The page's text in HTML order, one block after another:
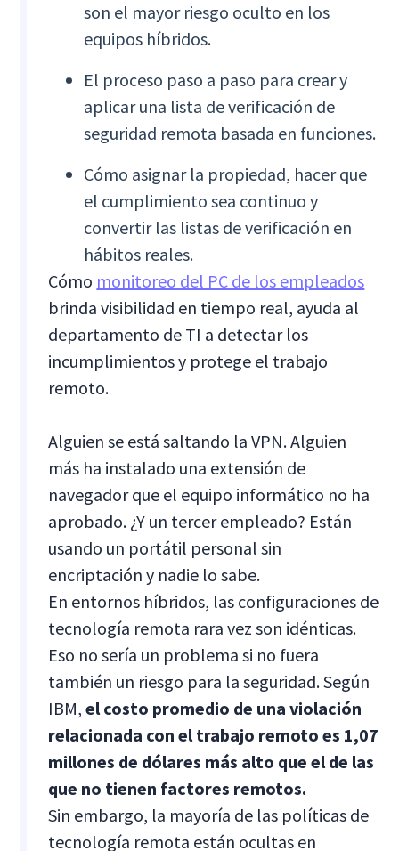
son el mayor riesgo oculto en los
equipos híbridos.
El proceso paso a paso para crear y
aplicar una lista de verificación de
seguridad remota basada en funciones.
Cómo asignar la propiedad, hacer que
el cumplimiento sea continuo y
convertir las listas de verificación en
hábitos reales.
Cómo monitoreo del PC de los empleados
brinda visibilidad en tiempo real, ayuda al
departamento de TI a detectar los
incumplimientos y protege el trabajo
remoto.
Alguien se está saltando la VPN. Alguien
más ha instalado una extensión de
navegador que el equipo informático no ha
aprobado. ¿Y un tercer empleado? Están
usando un portátil personal sin
encriptación y nadie lo sabe.
En entornos híbridos, las configuraciones de
tecnología remota rara vez son idénticas.
Eso no sería un problema si no fuera
también un riesgo para la seguridad. Según
IBM,el costo promedio de una violación
relacionada con el trabajo remoto es 1,07
millones de dólares más alto que el de las
que no tienen factores remotos.
Sin embargo, la mayoría de las políticas de
tecnología remota están ocultas en